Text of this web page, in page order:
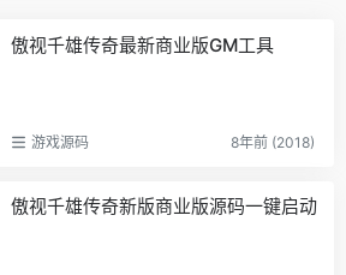
傲视千雄传奇最新商业版GM工具
游戏源码 8年前 (2018)
傲视千雄传奇新版商业版源码一键启动